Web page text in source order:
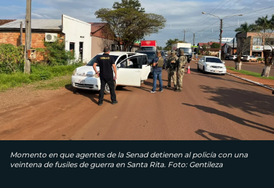
Momento en que agentes de la Senad detienen al policía con una
veintena de fusiles de guerra en Santa Rita. Foto: Gentileza